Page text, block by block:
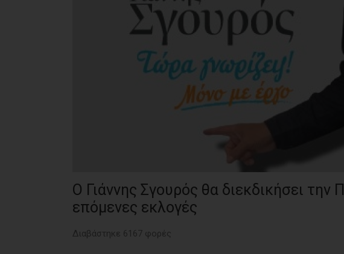
O Γιάννης Σγουρός θα διεκδικήσει την
επόμενες εκλογές
Διαβάστηκε 6167 φορές